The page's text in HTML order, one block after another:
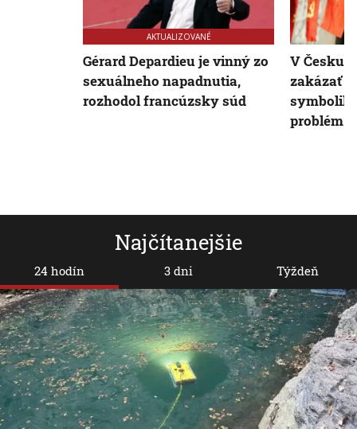
Najčítanejšie
24 hodín 3 dni Týždeň
AKTUALIZOVANÉ
Gérard Depardieu je vinný zo
sexuálneho napadnutia,
rozhodol francúzsky súd
V Česku
zakázať
problém